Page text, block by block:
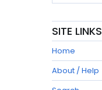
SITE LINKS
Home
About / Help